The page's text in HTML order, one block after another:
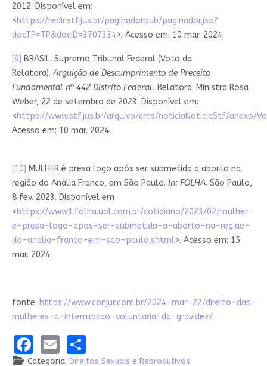
2012. Disponível em:
<https://redir.stf.jus.br/paginadorpub/paginador.jsp?
docTP=TP&docID=3707334>. Acesso em: 10 mar. 2024.
[9] BRASIL. Supremo Tribunal Federal (Voto da
Relatora).Arguição de Descumprimento de Preceito
Fundamental no442 Distrito Federal. Relatora: Ministra Rosa
Weber, 22 de setembro de 2023. Disponível em:
<https://www.stf.jus.br/arquivo/cms/noticiaNoticiaStf/anexo/
Acesso em: 10 mar. 2024.
[10] MULHER é presa logo após ser submetida a aborto na
região do Anália Franco, em São Paulo. In: FOLHA. São Paulo,
8 fev. 2023. Disponível em
<https://www1.folha.uol.com.br/cotidiano/2023/02/mulher-
e-presa-logo-apos-ser-submetida-a-aborto-na-regiao-
do-analia-franco-em-sao-paulo.shtml>. Acesso em: 15
mar. 2024.
fonte: https://www.conjur.com.br/2024-mar-22/direito-das-
mulheres-a-interrupcao-voluntaria-da-gravidez/
Facebook
EmailShare
Categoria: Direitos Sexuais e Reprodutivos